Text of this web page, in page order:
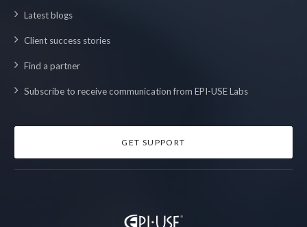
Latest blogs
Client success stories
Find a partner
Subscribe to receive communication from EPI-USE Labs
GET SUPPORT